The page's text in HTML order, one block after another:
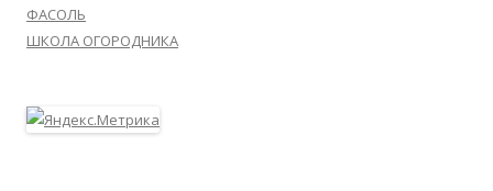
ФАСОЛЬ
ШКОЛА ОГОРОДНИКА